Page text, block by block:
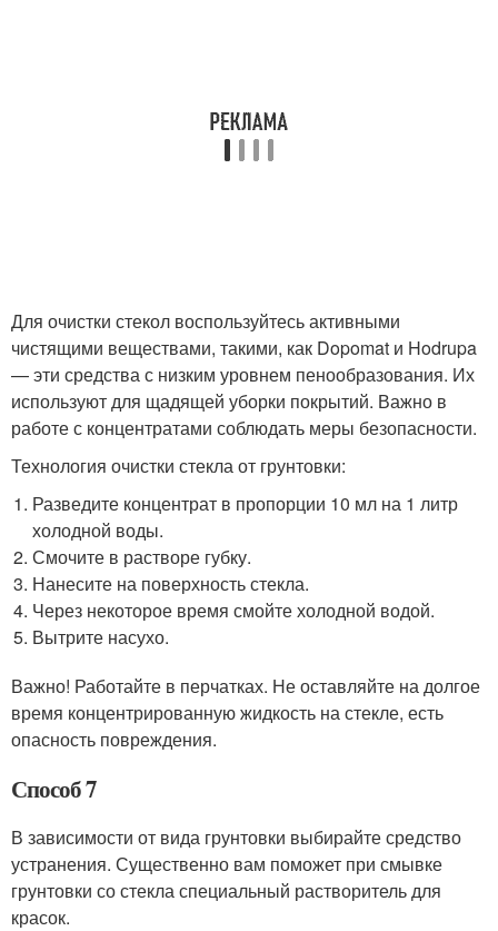
Для очистки стекол воспользуйтесь активными
чистящими веществами, такими, как Dopomat и Hodrupa
— эти средства с низким уровнем пенообразования. Их
используют для щадящей уборки покрытий. Важно в
работе с концентратами соблюдать меры безопасности.
Технология очистки стекла от грунтовки:
Разведите концентрат в пропорции 10 мл на 1 литр
холодной воды.
Смочите в растворе губку.
Нанесите на поверхность стекла.
Через некоторое время смойте холодной водой.
Вытрите насухо.
Важно! Работайте в перчатках. Не оставляйте на долгое
время концентрированную жидкость на стекле, есть
опасность повреждения.
Способ 7
В зависимости от вида грунтовки выбирайте средство
устранения. Существенно вам поможет при смывке
грунтовки со стекла специальный растворитель для
красок.